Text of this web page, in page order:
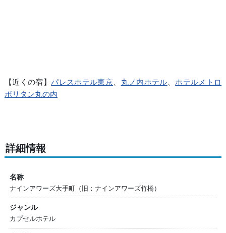
【近くの宿】パレスホテル東京 丸ノ内ホテル
ホテルメトロ
ポリタン丸の内
詳細情報
名称
ナインアワーズ大手町（旧：ナインアワーズ竹橋）
ジャンル
カプセルホテル